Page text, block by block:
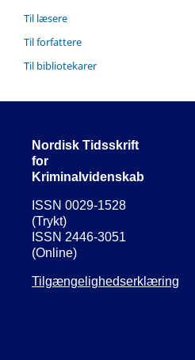
Til læsere
Til forfattere
Til bibliotekarer
Nordisk Tidsskrift
for
Kriminalvidenskab
ISSN 0029-1528
(Trykt)
ISSN 2446-3051
(Online)
Tilgængelighedserklæring